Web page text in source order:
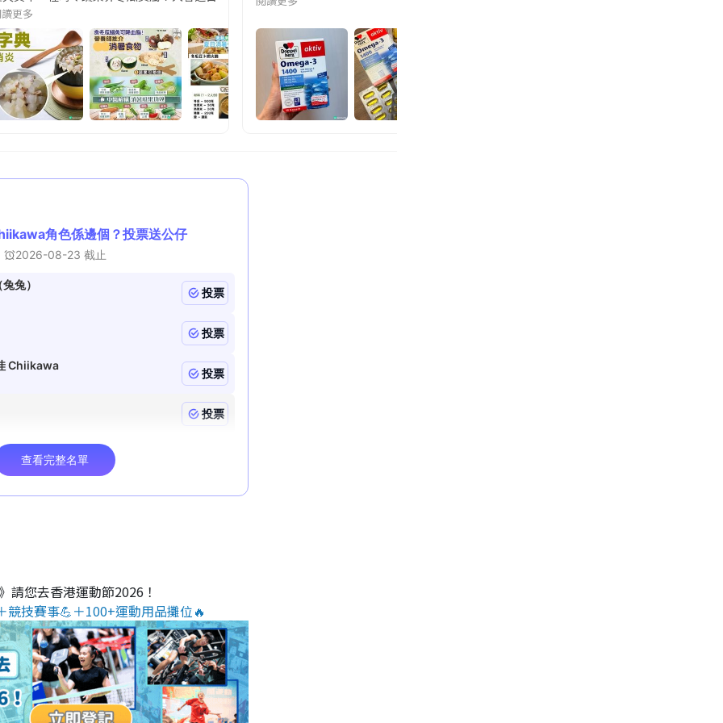
更多
請您去香港運動節2026！
競技賽事💪＋100+運動用品攤位🔥